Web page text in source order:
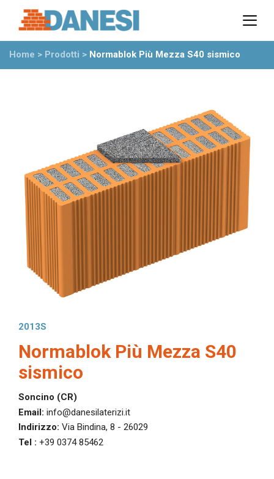
Il gruppo
Partner
Ufficio Tecnico
News
Eventi
In evidenza
Normablok Più Taglio Termico
Normablok Più S40 MA ricostruzione post sisma
Referenze
Home > Prodotti > Normablok Più Mezza S40 sismico
2013S
Normablok Più Mezza S40
sismico
Soncino (CR)
Email: info@danesilaterizi.it
Indirizzo: Via Bindina, 8 - 26029
Tel : +39 0374 85462